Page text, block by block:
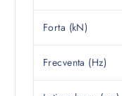
Forta (kN)
Frecventa (Hz)